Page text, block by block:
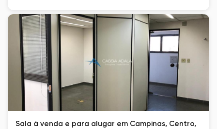
Sala à venda e para alugar em Campinas, Centro,